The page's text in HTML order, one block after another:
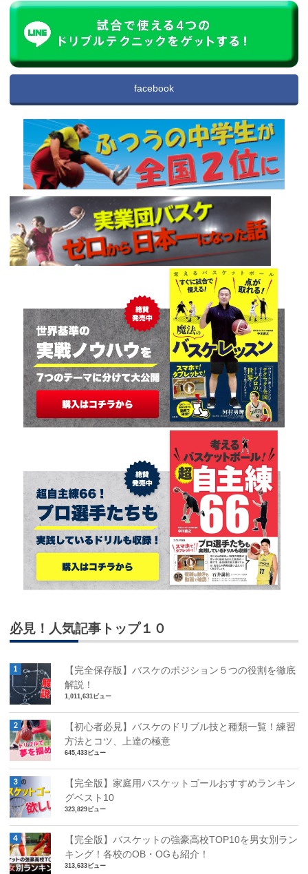
facebook
必見！人気記事トップ１０
【完全保存版】バスケのポジション５つの役割を徹底
解説！
1,011,631ビュー
【初心者必見】バスケのドリブル技と種類一覧！練習
方法とコツ、上達の極意
645,433ビュー
【完全版】家庭用バスケットゴールおすすめランキン
グベスト10
323,829ビュー
【完全版】バスケットの強豪高校TOP10を男女別ラン
キング！各校のOB・OGも紹介！
313,633ビュー